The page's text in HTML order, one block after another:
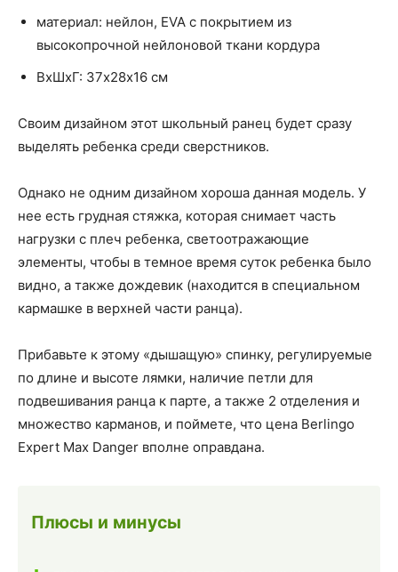
материал: нейлон, EVA с покрытием из
высокопрочной нейлоновой ткани кордура
ВхШхГ: 37х28х16 см
Своим дизайном этот школьный ранец будет сразу
выделять ребенка среди сверстников.
Однако не одним дизайном хороша данная модель. У
нее есть грудная стяжка, которая снимает часть
нагрузки с плеч ребенка, светоотражающие
элементы, чтобы в темное время суток ребенка было
видно, а также дождевик (находится в специальном
кармашке в верхней части ранца).
Прибавьте к этому «дышащую» спинку, регулируемые
по длине и высоте лямки, наличие петли для
подвешивания ранца к парте, а также 2 отделения и
множество карманов, и поймете, что цена Berlingo
Expert Max Danger вполне оправдана.
Плюсы и минусы